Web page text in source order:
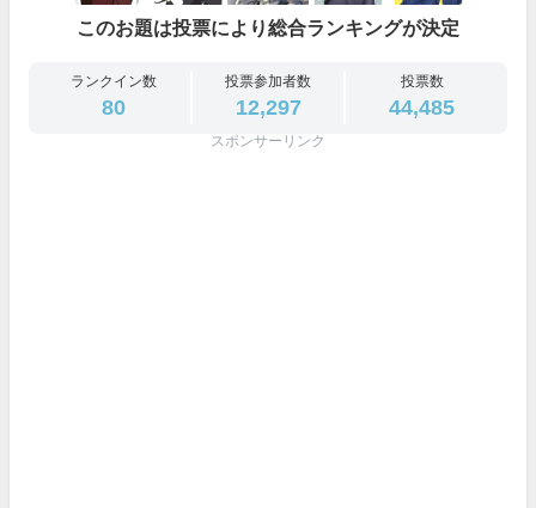
このお題は投票により総合ランキングが決定
ランクイン数
80
投票参加者数
12,297
投票数
44,485
スポンサーリンク